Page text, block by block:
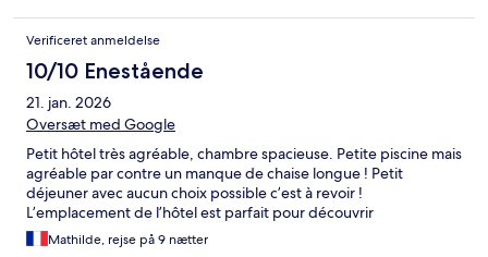
Verificeret anmeldelse
10/10 Enestående
21. jan. 2026
Oversæt med Google
Petit hôtel très agréable, chambre spacieuse. Petite piscine mais
agréable par contre un manque de chaise longue ! Petit
déjeuner avec aucun choix possible c’est à revoir !
L’emplacement de l’hôtel est parfait pour découvrir
Mathilde, rejse på 9 nætter